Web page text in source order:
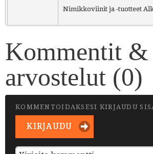
Nimikkoviinit ja -tuotteet
Kommentit &
arvostelut (0)
KOMMENTOIDAKSESI KIRJAUDU
KIRJAUDU